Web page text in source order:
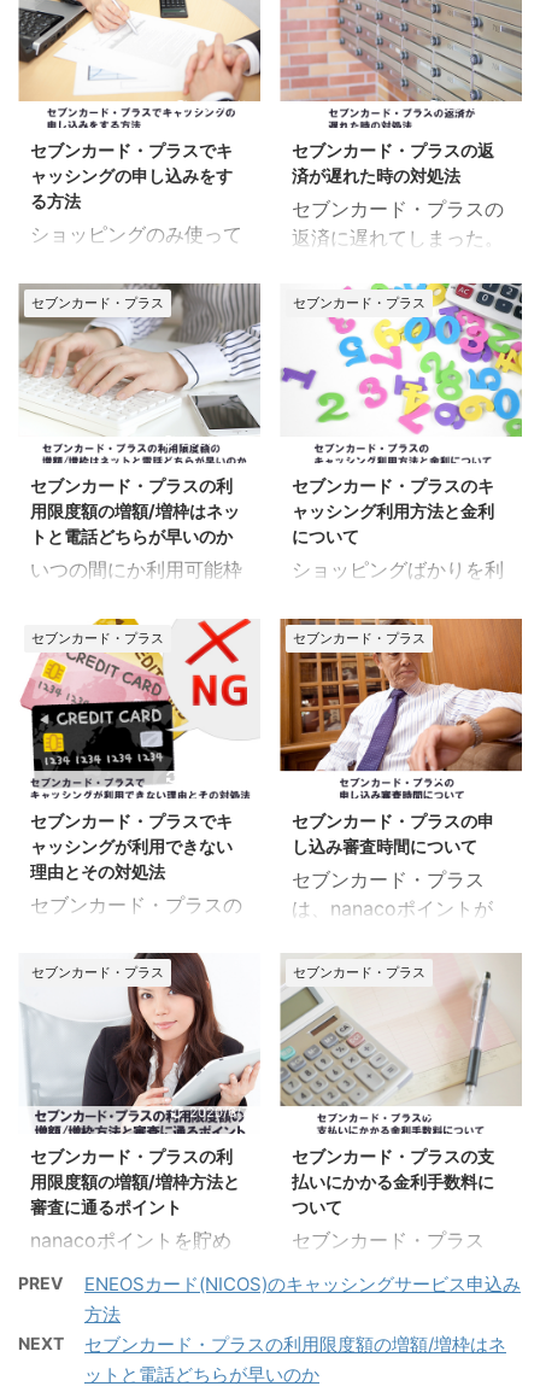
にありますよね。 今回の
記事では 「残高不足でも
引き落としされるのか」
「引き落としが残高不足
だったらどうなるのか」
「残高不足だったらどう
すればいいのか」 「残高
不足だった時の支払い方
法」 といった内容につい
お金が足りないからこの
返済は後回しにしよう お
金に苦しい時そう思いが
ちですが、返済を遅らせ
てしまうとのちのち取り
返しのつかない不利な状
況になるので絶対ダメで
す。 こんな時、誰にも知
られず素 ...
き上げを考えたいのです
が・・・ 今回の記事で
は、 「利用限度額を引き
上げるにはどうするの
か」 「利用限度額引き上
げの審査について」 とい
った内容についてご紹介
していきます。 セブンカ
ード・プラスの利用限度
できるのか セブンカー
ド・プラスの利用限度額
のを引き上げる場合は、
「インターネット」「電
話」のどちらかで申し込
みましょう。これは「シ
ョッピング」「キャッシ
ング」とも同じです。 イ
ンターネットで申 ...
2018/1/8
セブンカード・プラスでキ
ャッシングの申し込みをす
る方法
ショッピングのみ使って
使いたくなった。 クレジ
ットカードを使っている
と、キャッシングも使い
たくなりますよね。 今回
は、セブンカード・プラ
スを利用している方に向
けて 「キャッシングサー
ビスについて」 「キャッ
シングの申し込み方法」
「いつキャッシングを使
えるようになるのか」 に
セブンカード・プラスの
キャッシングサービスに
ついて セブンカード・プ
ラスのキャッシングサー
ビスは、以下のようにな
ります。 融資利息：実質
年率18.00％ 利用額単
位：1万円単位 利用可能
額 ...
2018/8/21
セブンカード・プラスの返
済が遅れた時の対処法
セブンカード・プラスの
返済に遅れてしまった。
ていると、よくある話で
す。 今回は、そうなった
時に気になる 「返済が遅
れたらどうなるのか」
「返済が遅れた時の支払
方法」 といった内容をご
紹介していきます。 セブ
ンカード・プラスの返済
が遅れたらどうなるのか
セブンカード・プラスの
返済が遅れてしまった
ら、カード会社より「遅
延」として扱われます。
返済が遅れてしまうと、
以下のようなリスクがあ
ります。 ハガキ（電話）
での催促 セブンカード・
プラスの返済が遅れると
カード会社よりハガキ
（電話）の催 ...
セブンカード・プラス
2020/5/27
セブンカード・プラスの利
用限度額の増額/増枠はネッ
トと電話どちらが早いのか
いつの間にか利用可能枠
いた。 そうなったら、利
用限度額の増額をしたい
ところですが・・・ 今回
はセブンカード・プラス
を利用している方へ 「利
用限度額の増額はできる
のか」 「利用限度額の審
査について」 「ネットと
電話どちらが早いのか」
「利用限度額の上限につ
いて」 といった内容をご
ド・プラスで利用限度額
の増額はできるのか ここ
でのポイント セブンカー
ド・プラスでは利用限度
額を増額できる セブンカ
ード・プラスでは利用限
度額を増額できます。
「ショッピング」「キャ
ッシ ...
セブンカード・プラス
2018/1/8
セブンカード・プラスのキ
ャッシング利用方法と金利
について
ショッピングばかりを利
グも利用したい。 だけ
ど、キャッシングについ
てよく分からない・・・
今回は、セブンカード・
プラスを利用している方
へ 「キャッシングはどう
やってできるのか」 「キ
ャッシングの金利はいく
らなのか」 「キャッシン
グの支払いはどうやるの
か」 といった内容をご紹
ド・プラスのキャッシン
グサービスについて セブ
ンカード・プラスのキャ
ッシングは、1回1万円単
位での利用となります。
利用可能枠の上限につい
ては、50万円までです。
なので、セブンカード・
プラスを ...
セブンカード・プラス
セブンカード・プラスでキ
ャッシングが利用できない
理由とその対処法
セブンカード・プラスの
なかった。 キャッシング
サービスが利用できなく
なる理由はいくつかあり
ます。 今回は、 「キャ
ッシングが利用できない
理由は何なのか」 「キャ
ッシングが利用できない
時の対処法」 といった内
容をご紹介していきま
す。 キャッシングが利用
できない理由とその対処
法 キャッシングの申し込
みをしていない 対処法
「クレジットインターネ
ットサービス」からキャ
セブンカード・プラス
2018/1/8
セブンカード・プラスの申
し込み審査時間について
セブンカード・プラス
は、nanacoポイントが
セブンカード・プラスの
申し込みで、気になるの
が審査時間ですよね。 今
回の記事は、 「セブンカ
ード・プラスの申し込み
はできるのか」 「セブン
カード・プラスの申し込
み（切替）方法」 「申し
込み（切替）の審査時間
について」 についてご紹
介していきます。 セブン
カードの申し込みについ
ンカードの新規募集を終
了しています。 ですの
セブンカード・プラス
2020/6/7
セブンカード・プラスの利
用限度額の増額/増枠方法と
審査に通るポイント
nanacoポイントを貯め
ーやセブンイレブンを頻
繁に使うならメインカー
ドにしたい「セブンカー
ド・プラス」。 この記事
セブンカード・プラス
2020/5/27
セブンカード・プラスの支
払いにかかる金利手数料に
ついて
セブンカード・プラス
い方法で金利手数料が異
ド・プラスの金利手数料
のことを知らない人も少
PREV
ENEOSカード(NICOS)のキャッシングサービス申込み
方法
NEXT
セブンカード・プラスの利用限度額の増額/増枠はネ
ットと電話どちらが早いのか